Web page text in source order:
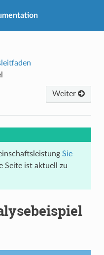
Weiter
Sie
Seite ist aktuell zu